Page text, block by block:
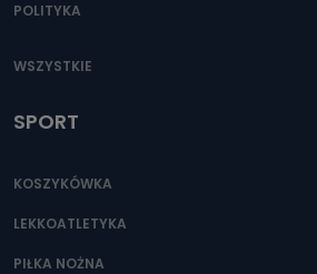
POLITYKA
WSZYSTKIE
SPORT
KOSZYKÓWKA
LEKKOATLETYKA
PIŁKA NOŻNA